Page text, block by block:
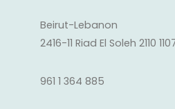
Beirut-Lebanon
2416-11 Riad El Soleh 2110
961 1 364 885